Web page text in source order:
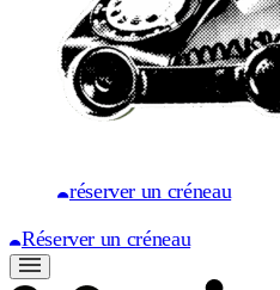
réserver un créneau
Réserver un créneau